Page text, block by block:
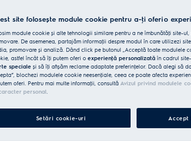
.
.
site folosește module cookie pentru a-ţi oferi o
module cookie și alte tehnologii similare pentru a ne îmbunătăţi site-
De asemenea, partajăm informaţii despre modul în care utilizezi
promovare și analiză. Dând click pe butonul „Acceptă toate modulele
astfel încât să îţi putem oferi oexperienţă personalizată în cadrul
speciale și să îţi afișăm reclame adaptate preferinţelor. Dacă alegi să
blochezi modulele cookie neesenţiale, ceea ce poate afecta
oferi. Pentru mai multe informaţii, consultă Avizul privind modulele
personal.
Setări cookie-uri